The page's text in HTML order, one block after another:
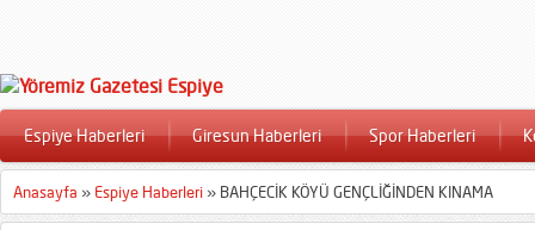
Espiye Haberleri Giresun Haberleri Spor Haberleri
Anasayfa » Espiye Haberleri » BAHÇECİK KÖYÜ GENÇLİĞİNDEN KINAMA